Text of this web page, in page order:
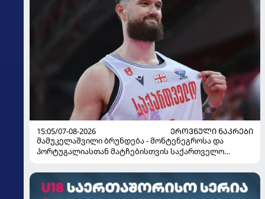
15:05/07-08-2026
ᲔᲠᲝᲕᲜᲣᲚᲘ ᲜᲐᲙᲠᲔᲑᲘ
მამუკელაშვილი ბრუნდება - მონტენეგროსა და
პორტუგალიასთან მატჩებისთვის საქართველო